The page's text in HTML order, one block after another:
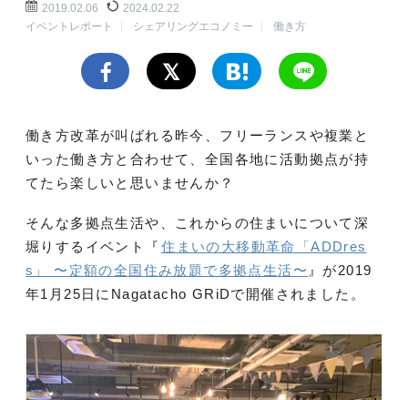
2019.02.06
2024.02.22
イベントレポート
シェアリングエコノミー 働き方
働き方改革が叫ばれる昨今、フリーランスや複業と
いった働き方と合わせて、全国各地に活動拠点が持
てたら楽しいと思いませんか？
そんな多拠点生活や、これからの住まいについて深
堀りするイベント『 住まいの大移動革命「ADDres
s」 〜定額の全国住み放題で多拠点生活〜 』が2019
年1月25日にNagatacho GRiDで開催されました。